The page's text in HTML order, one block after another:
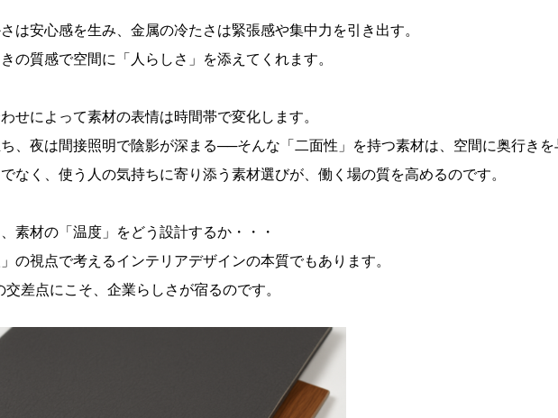
は安心感を生み、金属の冷たさは緊張感や集中力を引き出す。
の質感で空間に「人らしさ」を添えてくれます。
せによって素材の表情は時間帯で変化します。
、夜は間接照明で陰影が深まる──そんな「二面性」を持つ素材は、空間に奥行きを
なく、使う人の気持ちに寄り添う素材選びが、働く場の質を高めるのです。
素材の「温度」をどう設計するか・・・
の視点で考えるインテリアデザインの本質でもあります。
差点にこそ、企業らしさが宿るのです。